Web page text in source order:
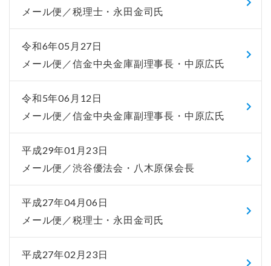
メール便／税理士・永田金司氏
令和6年05月27日
メール便／信金中央金庫副理事長・中原広氏
令和5年06月12日
メール便／信金中央金庫副理事長・中原広氏
平成29年01月23日
メール便／渋谷優法会・八木原保会長
平成27年04月06日
メール便／税理士・永田金司氏
平成27年02月23日